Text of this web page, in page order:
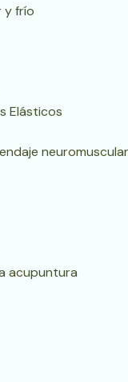
y frío
Elásticos
acupuntura